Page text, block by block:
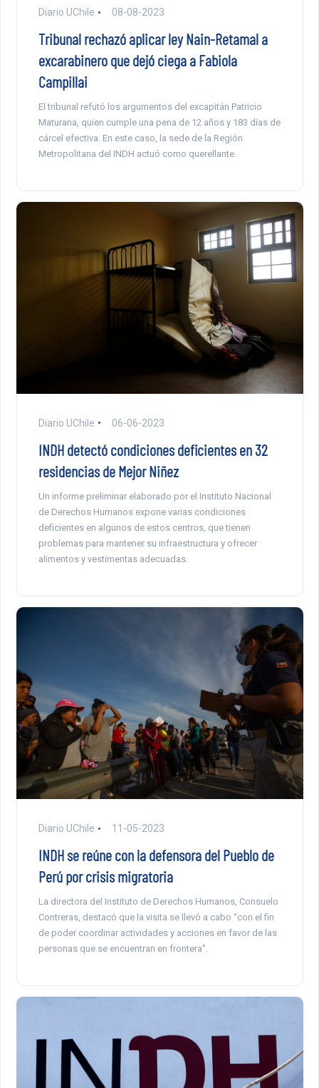
Diario UChile 08-08-2023
Tribunal rechazó aplicar ley Nain-Retamal a
excarabinero que dejó ciega a Fabiola
Campillai
El tribunal refutó los argumentos del excapitán Patricio
Maturana, quien cumple una pena de 12 años y 183 días de
cárcel efectiva. En este caso, la sede de la Región
Metropolitana del INDH actuó como querellante.
Diario UChile 06-06-2023
INDH detectó condiciones deficientes en 32
residencias de Mejor Niñez
Un informe preliminar elaborado por el Instituto Nacional
de Derechos Humanos expone varias condiciones
deficientes en algunos de estos centros, que tienen
problemas para mantener su infraestructura y ofrecer
alimentos y vestimentas adecuadas.
Diario UChile 11-05-2023
INDH se reúne con la defensora del Pueblo de
Perú por crisis migratoria
La directora del Instituto de Derechos Humanos, Consuelo
Contreras, destacó que la visita se llevó a cabo “con el fin
de poder coordinar actividades y acciones en favor de las
personas que se encuentran en frontera”.